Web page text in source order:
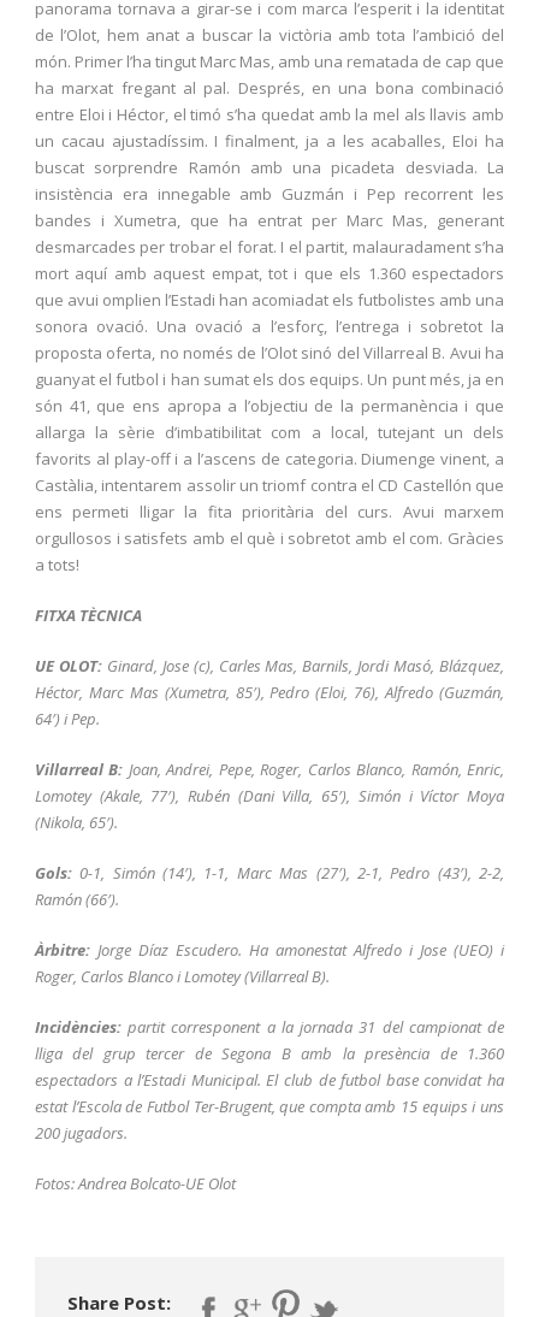
panorama tornava a girar-se i com marca l’esperit i la identitat
de l’Olot, hem anat a buscar la victòria amb tota l’ambició del
món. Primer l’ha tingut Marc Mas, amb una rematada de cap que
ha marxat fregant al pal. Després, en una bona combinació
entre Eloi i Héctor, el timó s’ha quedat amb la mel als llavis amb
un cacau ajustadíssim. I finalment, ja a les acaballes, Eloi ha
buscat sorprendre Ramón amb una picadeta desviada. La
insistència era innegable amb Guzmán i Pep recorrent les
bandes i Xumetra, que ha entrat per Marc Mas, generant
desmarcades per trobar el forat. I el partit, malauradament s’ha
mort aquí amb aquest empat, tot i que els 1.360 espectadors
que avui omplien l’Estadi han acomiadat els futbolistes amb una
sonora ovació. Una ovació a l’esforç, l’entrega i sobretot la
proposta oferta, no només de l’Olot sinó del Villarreal B. Avui ha
guanyat el futbol i han sumat els dos equips. Un punt més, ja en
són 41, que ens apropa a l’objectiu de la permanència i que
allarga la sèrie d’imbatibilitat com a local, tutejant un dels
favorits al play-off i a l’ascens de categoria. Diumenge vinent, a
Castàlia, intentarem assolir un triomf contra el CD Castellón que
ens permeti lligar la fita prioritària del curs. Avui marxem
orgullosos i satisfets amb el què i sobretot amb el com. Gràcies
a tots!
FITXA TÈCNICA
UE OLOT:Ginard, Jose (c), Carles Mas, Barnils, Jordi Masó, Blázquez,
Héctor, Marc Mas (Xumetra, 85′), Pedro (Eloi, 76), Alfredo (Guzmán,
64′) i Pep.
Villarreal B: Joan, Andrei, Pepe, Roger, Carlos Blanco, Ramón, Enric,
Lomotey (Akale, 77′), Rubén (Dani Villa, 65′), Simón i Víctor Moya
(Nikola, 65′).
Gols: 0-1, Simón (14′), 1-1, Marc Mas (27′), 2-1, Pedro (43′), 2-2,
Ramón (66′).
Àrbitre: Jorge Díaz Escudero. Ha amonestat Alfredo i Jose (UEO) i
Roger, Carlos Blanco i Lomotey (Villarreal B).
Incidències: partit corresponent a la jornada 31 del campionat de
lliga del grup tercer de Segona B amb la presència de 1.360
espectadors a l’Estadi Municipal. El club de futbol base convidat ha
estat l’Escola de Futbol Ter-Brugent, que compta amb 15 equips i uns
200 jugadors.
Fotos: Andrea Bolcato-UE Olot
Share Post: